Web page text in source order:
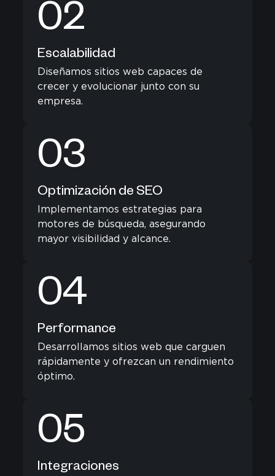
02
Escalabilidad
Diseñamos sitios web capaces de
crecer y evolucionar junto con su
empresa.
03
Optimización de SEO
Implementamos estrategias para
motores de búsqueda, asegurando
mayor visibilidad y alcance.
04
Performance
Desarrollamos sitios web que carguen
rápidamente y ofrezcan un rendimiento
óptimo.
05
Integraciones